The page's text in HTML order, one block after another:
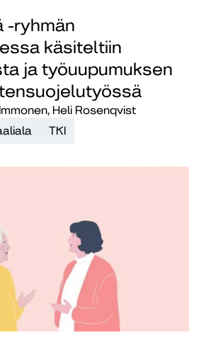
-ryhmän
käsiteltiin
ja työuupumuksen
Heli Rosenqvist
TKI